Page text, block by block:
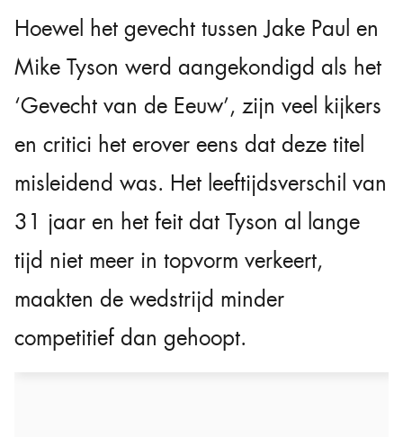
Hoewel het gevecht tussen Jake Paul en
Mike Tyson werd aangekondigd als het
‘Gevecht van de Eeuw’, zijn veel kijkers
en critici het erover eens dat deze titel
misleidend was. Het leeftijdsverschil van
31 jaar en het feit dat Tyson al lange
tijd niet meer in topvorm verkeert,
maakten de wedstrijd minder
competitief dan gehoopt.